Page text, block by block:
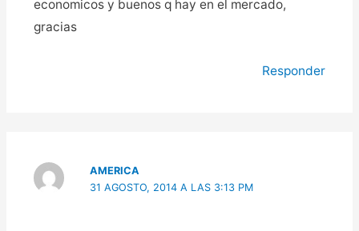
economicos y buenos q hay en el mercado,
gracias
Responder
AMERICA
31 AGOSTO, 2014 A LAS 3:13 PM